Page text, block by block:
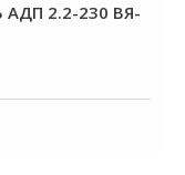
2.2-230 ВЯ-